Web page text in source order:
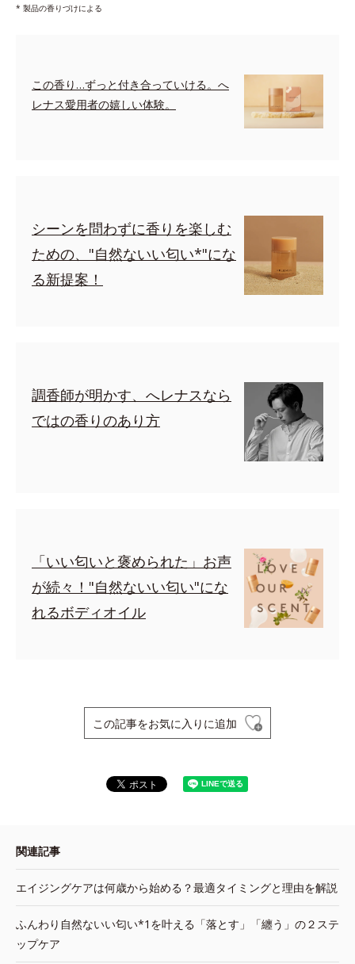
* 製品の香りづけによる
この香り…ずっと付き合っていける。へ
レナス愛用者の嬉しい体験。
シーンを問わずに香りを楽しむ
ための、"自然ないい匂い*"にな
る新提案！
調香師が明かす、へレナスなら
ではの香りのあり方
「いい匂いと褒められた」お声
が続々！"自然ないい匂い"にな
れるボディオイル
この記事をお気に入りに追加
関連記事
エイジングケアは何歳から始める？最適タイミングと理由を解説
ふんわり自然ないい匂い*1を叶える「落とす」「纏う」の２ステ
ップケア